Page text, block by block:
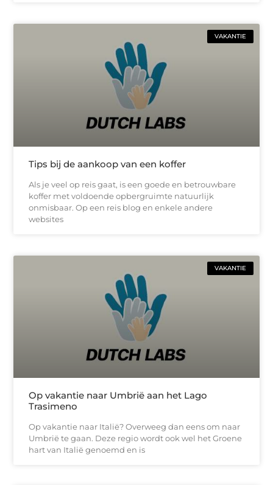
VAKANTIE
Tips bij de aankoop van een koffer
Als je veel op reis gaat, is een goede en betrouwbare
koffer met voldoende opbergruimte natuurlijk
onmisbaar. Op een reis blog en enkele andere
websites
VAKANTIE
Op vakantie naar Umbrië aan het Lago
Trasimeno
Op vakantie naar Italië? Overweeg dan eens om naar
Umbrië te gaan. Deze regio wordt ook wel het Groene
hart van Italië genoemd en is